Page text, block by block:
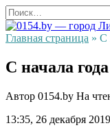
Перейти
к
содержанию
Search
for:
Главная страница » С
С начала
Автор 0154.by На
13:35, 26 декабря